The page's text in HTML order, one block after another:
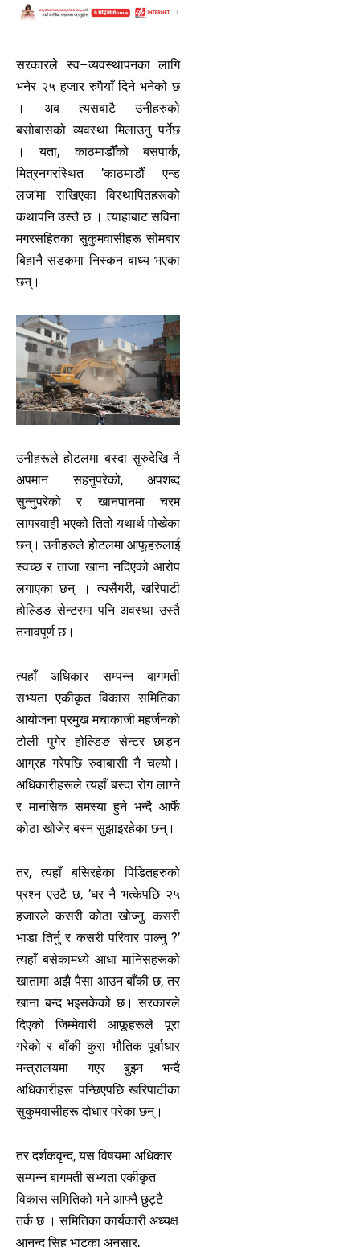
सरकारले स्व–व्यवस्थापनका लागि
भनेर २५ हजार रुपैयाँ दिने भनेको छ
। अब त्यसबाटै उनीहरुको
बसोबासको व्यवस्था मिलाउनु पर्नेछ
। यता, काठमाडौँको बसपार्क,
मित्रनगरस्थित ’काठमाडौं एन्ड
लज’मा राखिएका विस्थापितहरूको
कथापनि उस्तै छ । त्याहाबाट सविना
मगरसहितका सुकुमवासीहरू सोमबार
बिहानै सडकमा निस्कन बाध्य भएका
छन्।
उनीहरूले होटलमा बस्दा सुरुदेखि नै
अपमान सहनुपरेको, अपशब्द
सुन्नुपरेको र खानपानमा चरम
लापरवाही भएको तितो यथार्थ पोखेका
छन्। उनीहरुले होटलमा आफूहरुलाई
स्वच्छ र ताजा खाना नदिएको आरोप
लगाएका छन् । त्यसैगरी, खरिपाटी
होल्डिङ सेन्टरमा पनि अवस्था उस्तै
तनावपूर्ण छ।
त्यहाँ अधिकार सम्पन्न बागमती
सभ्यता एकीकृत विकास समितिका
आयोजना प्रमुख मचाकाजी महर्जनको
टोली पुगेर होल्डिङ सेन्टर छाड्न
आग्रह गरेपछि रुवाबासी नै चल्यो।
अधिकारीहरूले त्यहाँ बस्दा रोग लाग्ने
र मानसिक समस्या हुने भन्दै आफैं
कोठा खोजेर बस्न सुझाइरहेका छन्।
तर, त्यहाँ बसिरहेका पिडितहरुको
प्रश्न एउटै छ, ’घर नै भत्केपछि २५
हजारले कसरी कोठा खोज्नु, कसरी
भाडा तिर्नु र कसरी परिवार पाल्नु ?’
त्यहाँ बसेकामध्ये आधा मानिसहरूको
खातामा अझै पैसा आउन बाँकी छ, तर
खाना बन्द भइसकेको छ। सरकारले
दिएको जिम्मेवारी आफूहरूले पूरा
गरेको र बाँकी कुरा भौतिक पूर्वाधार
मन्त्रालयमा गएर बुझ्न भन्दै
अधिकारीहरू पन्छिएपछि खरिपाटीका
सुकुमवासीहरू दोधार परेका छन्।
तर दर्शकवृन्द, यस विषयमा अधिकार
सम्पन्न बागमती सभ्यता एकीकृत
विकास समितिको भने आफ्नै छुट्टै
तर्क छ । समितिका कार्यकारी अध्यक्ष
आनन्द सिंह भाटका अनुसार,